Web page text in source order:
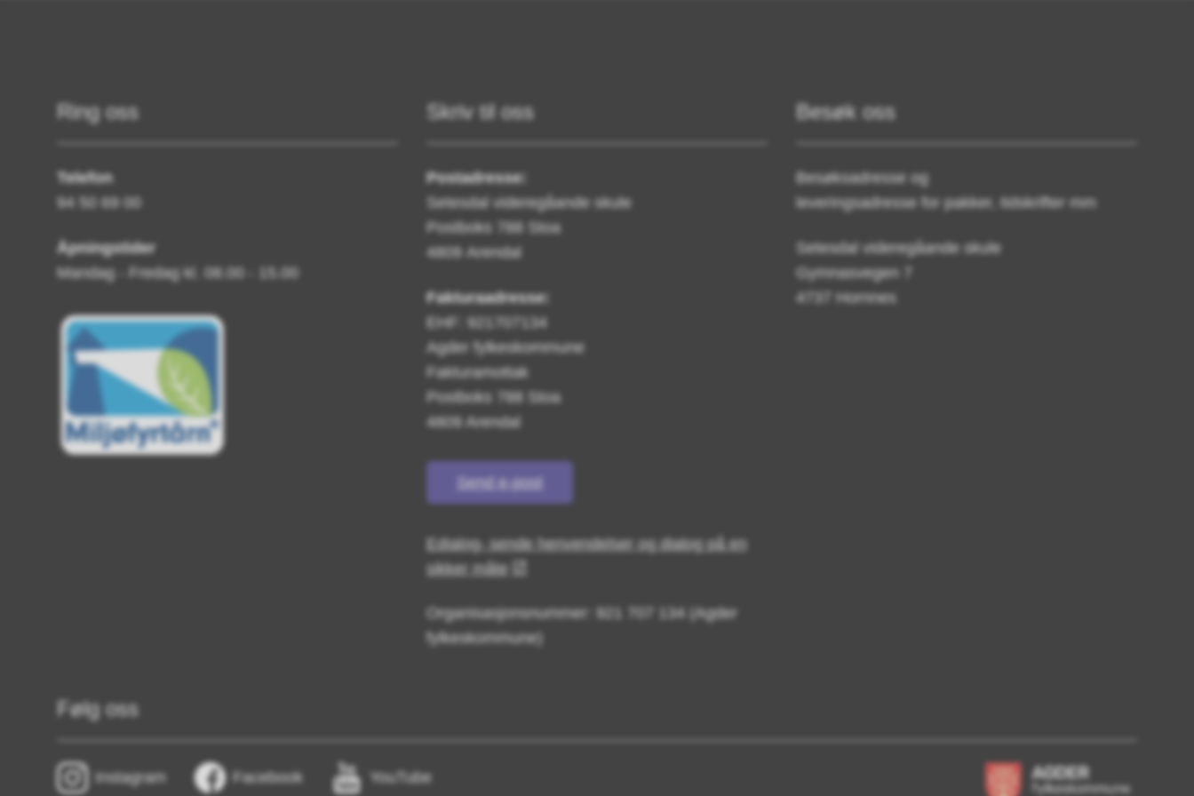
Ring oss
Telefon
94 50 69 00
Åpningstider
Mandag - Fredag kl. 08.00 - 15.00
Skriv til oss
Postadresse:
Setesdal videregåande skule
Postboks 788 Stoa
4809 Arendal
Fakturaadresse:
EHF: 921707134
Agder fylkeskommune
Fakturamottak
Postboks 788 Stoa
4809 Arendal
Send e-post
Edialog- sende henvendelser og dialog på en
sikker måte
Organisasjonsnummer: 921 707 134 (Agder
fylkeskommune)
Besøk oss
Besøksadresse og
leveringsadresse for pakker, tidskrifter mm
Setesdal videregåande skule
Gymnasvegen 7
4737 Hornnes
Følg oss
Instagram Facebook YouTube